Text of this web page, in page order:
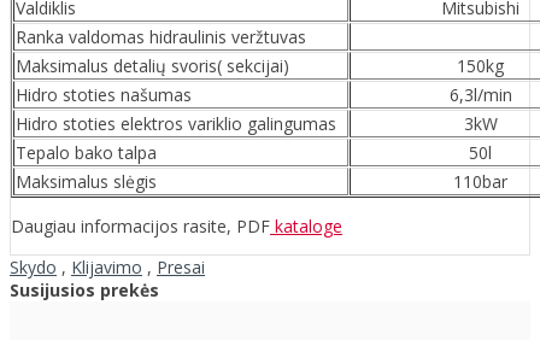
Valdiklis
Mitsubishi
Ranka valdomas hidraulinis veržtuvas
Maksimalus detalių svoris( sekcijai)
150kg
Hidro stoties našumas
6,3l/min
Hidro stoties elektros variklio galingumas
3kW
Tepalo bako talpa
50l
Maksimalus slėgis
110bar
Daugiau informacijos rasite, PDF kataloge
Skydo , Klijavimo , Presai
Susijusios prekės